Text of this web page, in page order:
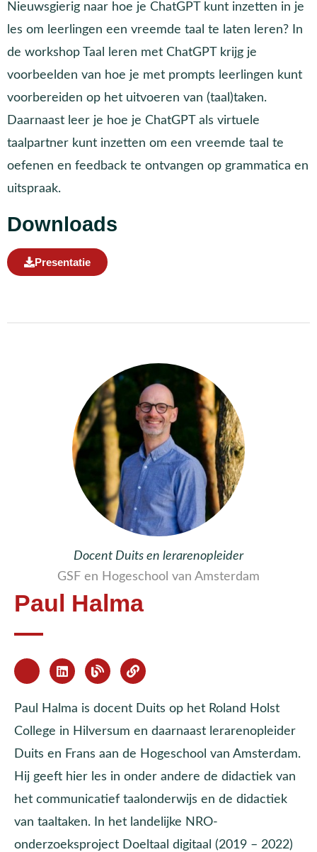
Nieuwsgierig naar hoe je ChatGPT kunt inzetten in je
les om leerlingen een vreemde taal te laten leren? In
de workshop Taal leren met ChatGPT krijg je
voorbeelden van hoe je met prompts leerlingen kunt
voorbereiden op het uitvoeren van (taal)taken.
Daarnaast leer je hoe je ChatGPT als virtuele
taalpartner kunt inzetten om een vreemde taal te
oefenen en feedback te ontvangen op grammatica en
uitspraak.
Downloads
Presentatie
Docent Duits en lerarenopleider
GSF en Hogeschool van Amsterdam
Paul Halma
Paul Halma is docent Duits op het Roland Holst
College in Hilversum en daarnaast lerarenopleider
Duits en Frans aan de Hogeschool van Amsterdam.
Hij geeft hier les in onder andere de didactiek van
het communicatief taalonderwijs en de didactiek
van taaltaken. In het landelijke NRO-
onderzoeksproject Doeltaal digitaal (2019 – 2022)